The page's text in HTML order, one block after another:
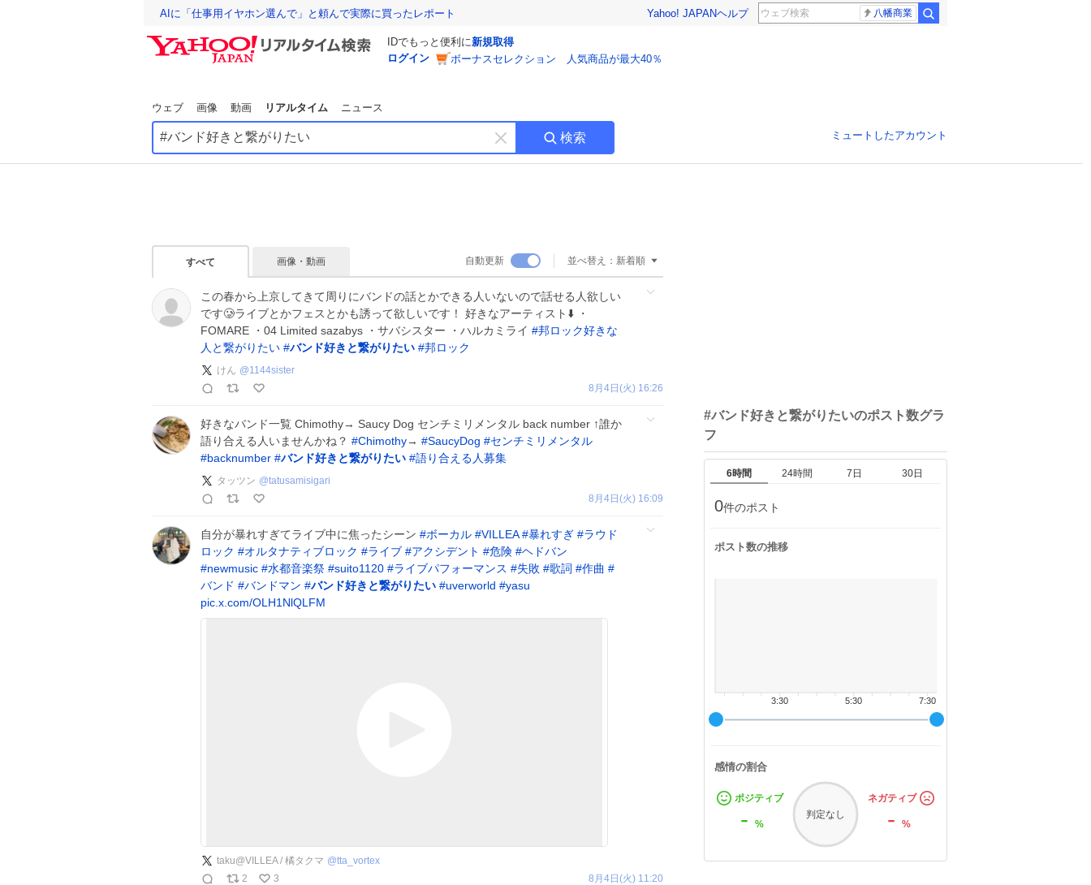
AIに「仕事用イヤホン選んで」と頼んで実際に買ったレポート Yahoo! JAPANヘルプ 八幡商業
IDでもっと便利に新規取得
ログイン
ボーナスセレクション 人気商品が最大40％
ウェブ 画像 動画 リアルタイム ニュース
キ
ー
す
検索 ミュートしたアカウント
すべて 画像・動画 自動更新 並べ替え： 新着順
この春から上京してきて周りにバンドの話とかできる人いないので話せる人欲しい
です🥲ライブとかフェスとかも誘って欲しいです！ 好きなアーティスト⬇️ ・
FOMARE ・04 Limited sazabys ・サバシスター ・ハルカミライ #邦ロック好きな
人と繋がりたい #バンド好きと繋がりたい #邦ロック
けん @1144sister
8月4日(火) 16:26
好きなバンド一覧 Chimothy→ Saucy Dog センチミリメンタル back number ↑誰か
語り合える人いませんかね？ #Chimothy→ #SaucyDog #センチミリメンタル
#backnumber #バンド好きと繋がりたい #語り合える人募集
タッツン @tatusamisigari
8月4日(火) 16:09
自分が暴れすぎてライブ中に焦ったシーン #ボーカル #VILLEA #暴れすぎ #ラウド
ロック #オルタナティブロック #ライブ #アクシデント #危険 #ヘドバン
#newmusic #水都音楽祭 #suito1120 #ライブパフォーマンス #失敗 #歌詞 #作曲 #
バンド #バンドマン #バンド好きと繋がりたい #uverworld #yasu
pic.x.com/OLH1NlQLFM
taku@VILLEA / 橘タクマ @tta_vortex
2
3 8月4日(火) 11:20
#バンド好きと繋がりたいのポスト数グラ
フ
6時間 24時間 7日 30日
0件のポスト
ポスト数の推移
7:30
5:30
3:30
感情の割合
ポジティブ
- %
判定なし
ネガティブ
-%